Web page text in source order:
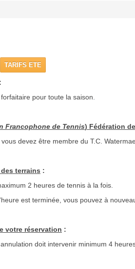
TARIFS ETE
:
pour toute la saison
Francophone de Tennis) Fédération
devez être membre du T.C.
terrains :
2 heures de tennis à la fois.
est terminée, vous pouvez à
votre réservation :
doit intervenir minimum 4